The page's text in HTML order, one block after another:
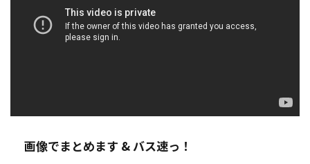
画像でまとめます & バス速っ！